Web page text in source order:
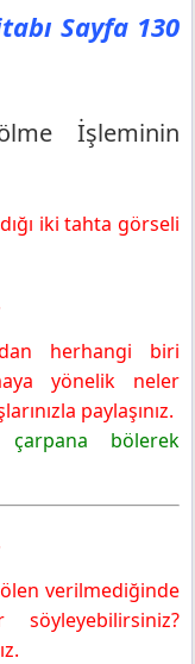
Bileşenleri
131 Cevapları MEB
132 Cevapları MEB
133 Cevapları MEB
134 Cevapları MEB
Sayfa 130
İşleminin
iki tahta görseli
herhangi biri
yönelik neler
paylaşınız.
bölerek
verilmediğinde